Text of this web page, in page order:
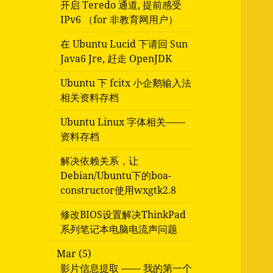
开启 Teredo 通道, 提前感受
IPv6 （for 非教育网用户）
在 Ubuntu Lucid 下请回 Sun
Java6 Jre, 赶走 OpenJDK
Ubuntu 下 fcitx 小企鹅输入法
相关资料存档
Ubuntu Linux 字体相关——
资料存档
解决依赖关系，让
Debian/Ubuntu下的boa-
constructor使用wxgtk2.8
修改BIOS设置解决ThinkPad
系列笔记本电脑电流声问题
Mar (5)
影片信息提取 —— 我的第一个